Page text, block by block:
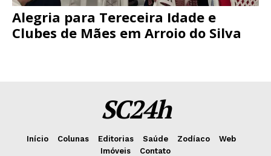
Alegria para Tereceira Idade e
Clubes de Mães em Arroio do Silva
SC24h
Início Colunas Editorias Saúde Zodíaco
Web
Imóveis
Contato